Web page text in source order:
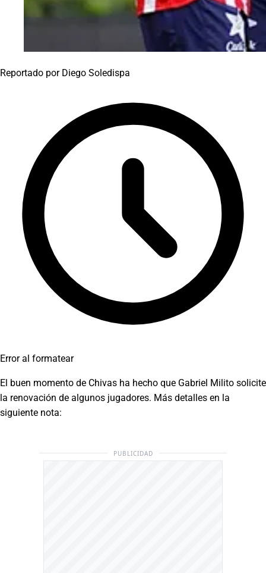
Reportado por Diego Soledispa
Error al formatear
El buen momento de Chivas ha hecho que Gabriel Milito solicite
la renovación de algunos jugadores. Más detalles en la
siguiente nota:
PUBLICIDAD